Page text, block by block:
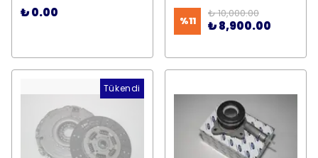
₺ 0.00
%11
₺ 10,000.00
₺ 8,900.00
Tükendi